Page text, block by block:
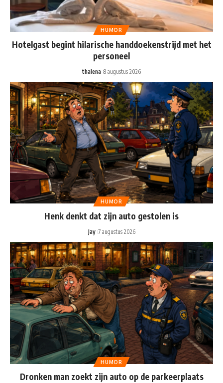
HUMOR
Hotelgast begint hilarische handdoekenstrijd met het
personeel
thalena 8 augustus 2026
HUMOR
Henk denkt dat zijn auto gestolen is
Jay 7 augustus 2026
HUMOR
Dronken man zoekt zijn auto op de parkeerplaats